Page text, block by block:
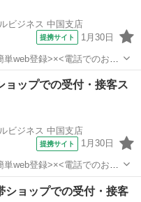
ビジネス 中国支店
提携サイト 1月30日
web登録>×<電話でのお仕
す♪ 基本情報を入力したら
ウンダー、事務のお仕事も
ョップでの受付・接客ス
ビジネス 中国支店
提携サイト 1月30日
web登録>×<電話でのお仕
す♪ 基本情報を入力したら
ウンダー、事務のお仕事も
ショップでの受付・接客